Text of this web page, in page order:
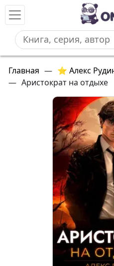
Главная — ⭐ Алекс
— Аристократ на отдыхе